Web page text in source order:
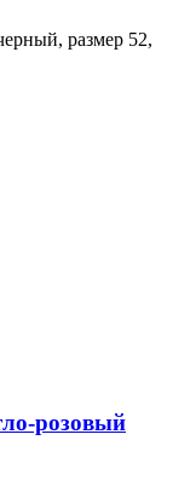
размер 52,
розовый